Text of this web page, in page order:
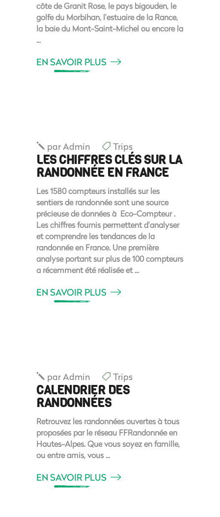
côte de Granit Rose, le pays bigouden, le
golfe du Morbihan, l’estuaire de la Rance,
la baie du Mont-Saint-Michel ou encore la
EN SAVOIR PLUS
parAdmin Trips
LES CHIFFRES CLÉS SUR LA
RANDONNÉE EN FRANCE
Les 1580 compteurs installés sur les
sentiers de randonnée sont une source
précieuse de données à Eco-Compteur .
Les chiffres fournis permettent d’analyser
et comprendre les tendances de la
randonnée en France. Une première
analyse portant sur plus de 100 compteurs
a récemment été réalisée et
EN SAVOIR PLUS
parAdmin Trips
CALENDRIER DES
RANDONNÉES
Retrouvez les randonnées ouvertes à tous
proposées par le réseau FFRandonnée en
Hautes-Alpes. Que vous soyez en famille,
ou entre amis, vous
EN SAVOIR PLUS